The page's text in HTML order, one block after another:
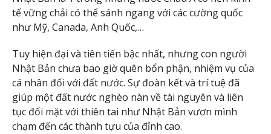
tế vững chải có thể sánh ngang với các cường quốc
như Mỹ, Canada, Anh Quốc,…
Tuy hiện đại và tiên tiến bậc nhất, nhưng con người
Nhật Bản chưa bao giờ quên bổn phận, nhiệm vụ của
cá nhân đối với đất nước. Sự đoàn kết và trí tuệ đã
giúp một đất nước nghèo nàn về tài nguyên và liên
tục đối mặt với thiên tai như Nhật Bản vươn mình
chạm đến các thành tựu của đỉnh cao.